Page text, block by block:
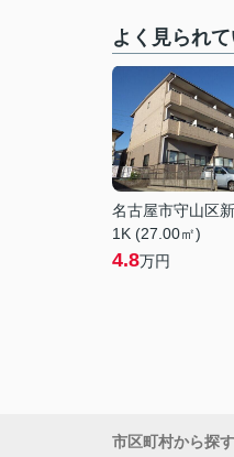
よく見られ
名古屋市守山区
1K (27.00㎡)
4.8万円
市区町村から探す